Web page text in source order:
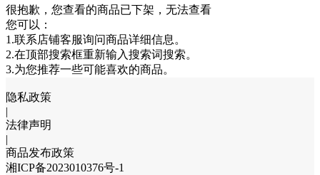
很抱歉，您查看的商品已下架，无法查看
您可以：
1.联系店铺客服询问商品详细信息。
2.在顶部搜索框重新输入搜索词搜索。
3.为您推荐一些可能喜欢的商品。
隐私政策
|
法律声明
|
商品发布政策
湘ICP备2023010376号-1